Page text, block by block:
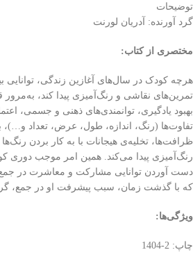
توضیحات
گرد آورنده: آدریان لورنت
مختصری از کتاب:
هرچه کودک در سال‌های آغازین زندگی، توانایی
تمرین‌های نقاشی و رنگ‌آمیزی پیدا کند، به‌مرور
بهبود یادگیری، توانمندی‌های ذهنی و جسمی،
تفاوت‌ها (رنگ، اندازه، طول، عرض، تعداد و…)،
ظرافت‌ها، تخلیه‌ی هیجانات با به کار بردن
رنگ‌آمیزی پیدا می‌کند. همین امر موجب دوری
دست آوردن توانایی مشارکت و معاشرت در جمع
که با گذشت زمان، سبب پیشرفت او در جمع،
ویژگی‌ها:
چاپ: 2-1404